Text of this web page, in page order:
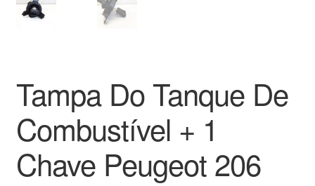
Procedimento de Reclamação
Sobre nós
Termos e Condições
Transporte
Tampa Do Tanque De
Combustível + 1
Chave Peugeot 206